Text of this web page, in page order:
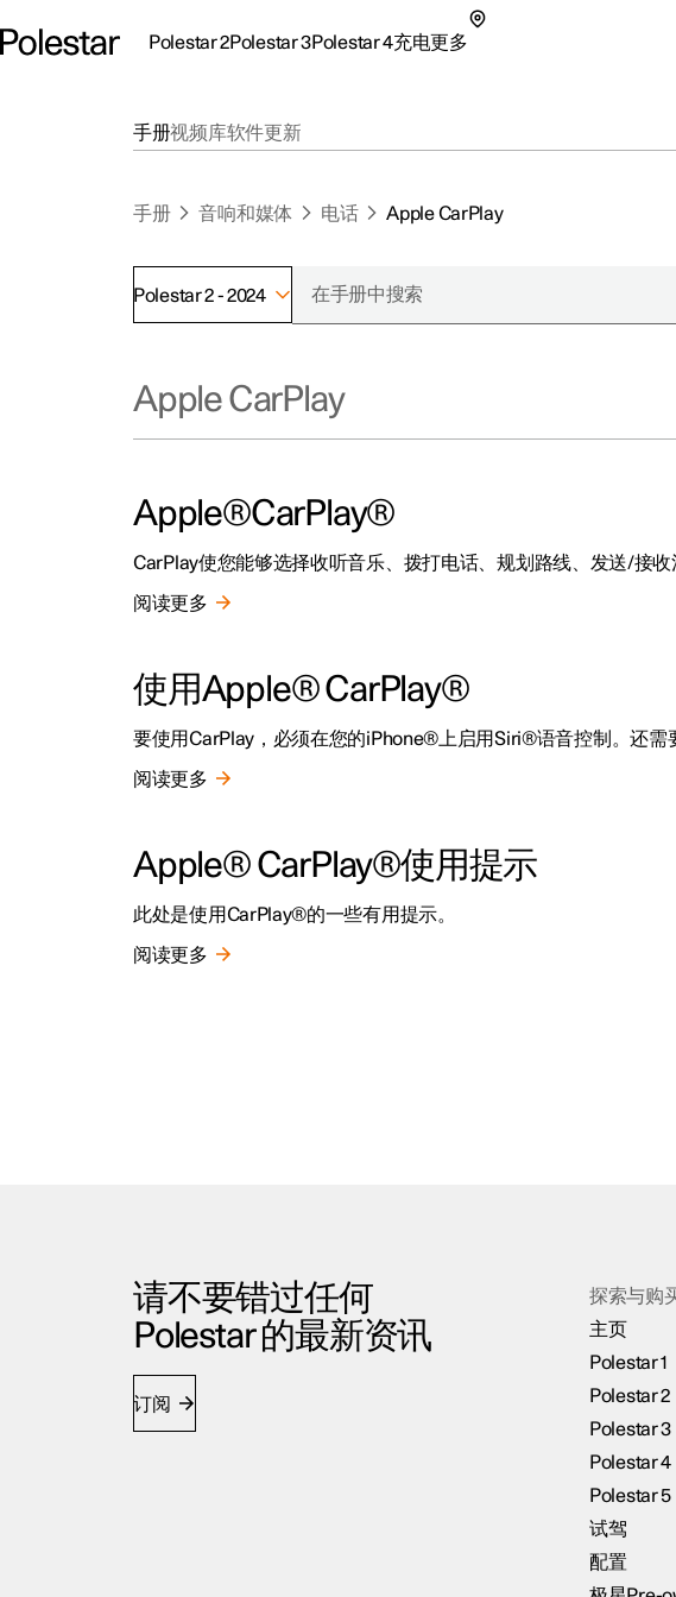
Polestar 2Polestar 3Polestar 4充电更多
探索Polestar 2
联系我们
极星官方二手车
探索Polestar 3
探索Polestar 4
探索充电
公共充电
车主服务
新闻
手册视频库软件更新
手册 音响和媒体 电话 Apple CarPlay
Polestar 2 - 2024
Apple CarPlay
Apple®CarPlay®
CarPlay使您能够选择收听音乐、拨打电话、规划路线、发送/接
阅读更多
使用Apple® CarPlay®
要使用CarPlay，必须在您的iPhone®上启用Siri®语音控制。还需
阅读更多
Apple® CarPlay®使用提示
此处是使用CarPlay®的一些有用提示。
阅读更多
请不要错过任何
Polestar 的最新资讯
订阅
探索与购
主页
Polestar 1
Polestar 2
Polestar 3
Polestar 4
Polestar 5
试驾
配置